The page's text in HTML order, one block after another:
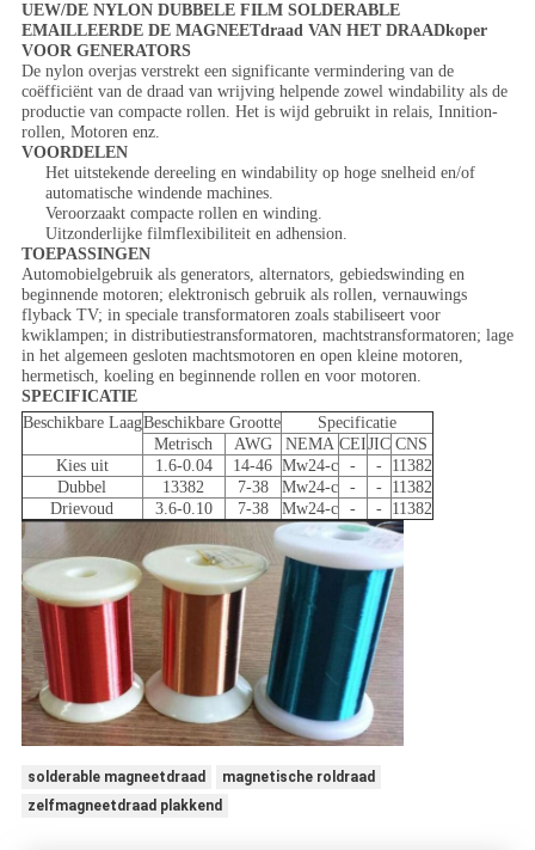
UEW/DE NYLON DUBBELE FILM SOLDERABLE
EMAILLEERDE DE MAGNEETdraad VAN HET DRAADkoper
VOOR GENERATORS
De nylon overjas verstrekt een significante vermindering van de
coëfficiënt van de draad van wrijving helpende zowel windability als de
productie van compacte rollen. Het is wijd gebruikt in relais, Innition-
rollen, Motoren enz.
VOORDELEN
Het uitstekende dereeling en windability op hoge snelheid en/of
automatische windende machines.
Veroorzaakt compacte rollen en winding.
Uitzonderlijke filmflexibiliteit en adhension.
TOEPASSINGEN
Automobielgebruik als generators, alternators, gebiedswinding en
beginnende motoren; elektronisch gebruik als rollen, vernauwings
flyback TV; in speciale transformatoren zoals stabiliseert voor
kwiklampen; in distributiestransformatoren, machtstransformatoren; lage
in het algemeen gesloten machtsmotoren en open kleine motoren,
hermetisch, koeling en beginnende rollen en voor motoren.
SPECIFICATIE
Beschikbare LaagBeschikbare Grootte
Specificatie
Metrisch
AWG NEMA CEIJIC CNS
Kies uit
1.6-0.04 14-46 Mw24-c - -
11382
Dubbel
13382 7-38 Mw24-c - -
11382
Drievoud
3.6-0.10 7-38 Mw24-c - - 11382
solderable magneetdraad
magnetische roldraad
zelfmagneetdraad plakkend